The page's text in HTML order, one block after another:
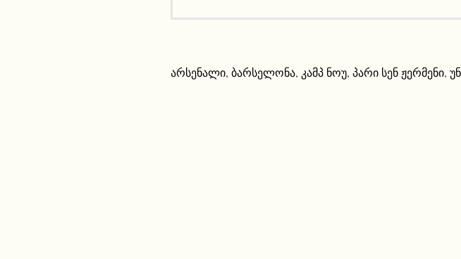
არსენალი, ბარსელონა, კამპ ნოუ, პარი სენ ჟერმენი,